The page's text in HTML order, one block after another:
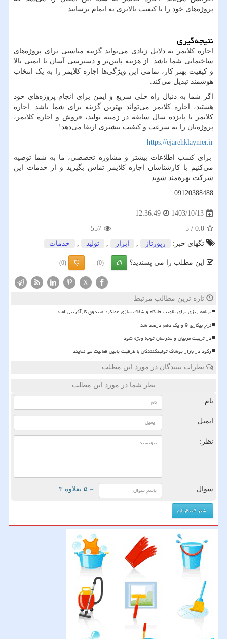
پروژه‌های خود را با کیفیت بالاتری به اتمام برسانید.
نتیجه‌گیری
اجاره کلایمر به دلایل زیادی می‌تواند گزینه مناسبی برای پروژه‌های
ساختمانی شما باشد. از هزینه پایین‌تر و دسترسی آسان تا ایمنی بالا
و کیفیت بهتر کار، تمامی این ویژگی‌ها اجاره کلایمر را به یک انتخاب
هوشمند تبدیل می‌کند.
اگر شما به دنبال راه حلی سریع و ایمن برای انجام پروژه‌های خود
هستید، اجاره کلایمر می‌تواند بهترین گزینه برای شما باشد. اجاره
کلایمر با پانزده سال سابقه در زمینه تولید، فروش و اجاره کلایمر،
پروژه‌تان را به سرعت و کیفیت بیشتری ارتقا می‌دهد!
https://ejarehklaymer.ir
برای کسب اطلاعات بیشتر و مشاوره تخصصی، ما به شما توصیه
می‌کنیم با کارشناسان اجاره کلایمر تماس بگیرید و از خدمات این
شرکت بهره‌مند شوید.
09120388488
1403/10/13
12:36:49
0.0
/
5
557
تگهای خبر:
رپورتاژ , ابزار , تولید , خدمات
این مطلب را می پسندید؟ (0)
(0)
X
تازه ترین مطالب مرتبط
برنامه ریزی برای تقویت جایگاه و شفاف سازی عملکرد صندوق کارآفرینی امید
نرخ بیکاری 9 و یک دهم درصد شد
در تربیت مربیان و مدرسان توجه ویژه شود
رکود در بازار پوشاک تولیدکنندگان با ظرفیت پایین فعالیت می نمایند
نظرات بینندگان در مورد این مطلب
نظر شما در مورد این مطلب
نام:
ایمیل:
نظر:
سوال: = ۵ بعلاوه ۳